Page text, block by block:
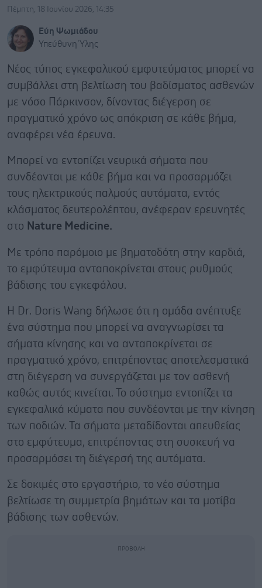
Πέμπτη, 18 Ιουνίου 2026, 14:35
Εύη Ψωμιάδου
Υπεύθυνη Ύλης
Νέος τύπος εγκεφαλικού εμφυτεύματος μπορεί να
συμβάλλει στη βελτίωση του βαδίσματος ασθενών
με νόσο Πάρκινσον, δίνοντας διέγερση σε
πραγματικό χρόνο ως απόκριση σε κάθε βήμα,
αναφέρει νέα έρευνα.
Μπορεί να εντοπίζει νευρικά σήματα που
συνδέονται με κάθε βήμα και να προσαρμόζει
τους ηλεκτρικούς παλμούς αυτόματα, εντός
κλάσματος δευτερολέπτου, ανέφεραν ερευνητές
στο Nature Medicine.
Με τρόπο παρόμοιο με βηματοδότη στην καρδιά,
το εμφύτευμα ανταποκρίνεται στους ρυθμούς
βάδισης του εγκεφάλου.
Η Dr. Doris Wang δήλωσε ότι η ομάδα ανέπτυξε
ένα σύστημα που μπορεί να αναγνωρίσει τα
σήματα κίνησης και να ανταποκρίνεται σε
πραγματικό χρόνο, επιτρέποντας αποτελεσματικά
στη διέγερση να συνεργάζεται με τον ασθενή
καθώς αυτός κινείται. Το σύστημα εντοπίζει τα
εγκεφαλικά κύματα που συνδέονται με την κίνηση
των ποδιών. Τα σήματα μεταδίδονται απευθείας
στο εμφύτευμα, επιτρέποντας στη συσκευή να
προσαρμόσει τη διέγερσή της αυτόματα.
Σε δοκιμές στο εργαστήριο, το νέο σύστημα
βελτίωσε τη συμμετρία βημάτων και τα μοτίβα
βάδισης των ασθενών.